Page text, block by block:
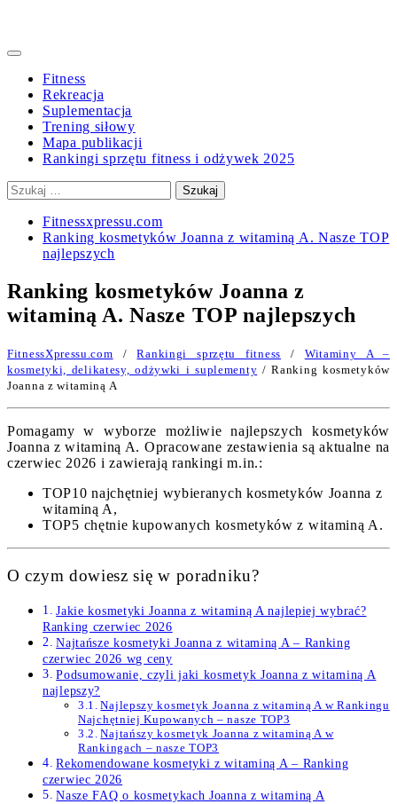
Primary
Fitness
Rekreacja
Suplementacja
Trening siłowy
Mapa publikacji
Rankingi sprzętu fitness i odżywek 2025
Szukaj:
Fitnessxpressu.com
Ranking kosmetyków Joanna z witaminą A. Nasze TOP
najlepszych
Ranking kosmetyków Joanna z
witaminą A. Nasze TOP najlepszych
FitnessXpressu.com /Rankingi sprzętu fitness / Witaminy A –
kosmetyki, delikatesy, odżywki i suplementy / Ranking kosmetyków
Joanna z witaminą A
Pomagamy w wyborze możliwie najlepszych kosmetyków
Joanna z witaminą A. Opracowane zestawienia są aktualne na
czerwiec 2026 i zawierają rankingi m.in.:
TOP10 najchętniej wybieranych kosmetyków Joanna z
witaminą A,
TOP5 chętnie kupowanych kosmetyków z witaminą A.
O czym dowiesz się w poradniku?
Jakie kosmetyki Joanna z witaminą A najlepiej wybrać?
Ranking czerwiec 2026
Najtańsze kosmetyki Joanna z witaminą A – Ranking
czerwiec 2026 wg ceny
Podsumowanie, czyli jaki kosmetyk Joanna z witaminą A
najlepszy?
Najlepszy kosmetyk Joanna z witaminą A w Rankingu
Najchętniej Kupowanych – nasze TOP3
Najtańszy kosmetyk Joanna z witaminą A w
Rankingach – nasze TOP3
Rekomendowane kosmetyki z witaminą A – Ranking
czerwiec 2026
Nasze FAQ o kosmetykach Joanna z witaminą A